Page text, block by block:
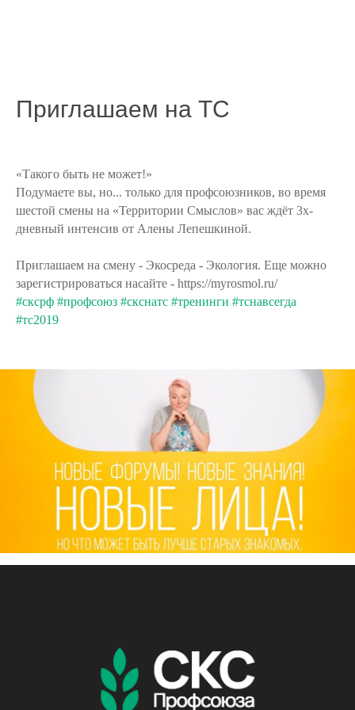
Приглашаем на ТС
«Такого быть не может!»
Подумаете вы, но... только для профсоюзников, во время
шестой смены на «Территории Смыслов» вас ждёт 3х-
дневный интенсив от Алены Лепешкиной.
Приглашаем на смену - Экосреда - Экология. Еще можно
зарегистрироваться насайте - https://myrosmol.ru/
#сксрф #профсоюз #скснатс #тренинги #тснавсегда
#тс2019